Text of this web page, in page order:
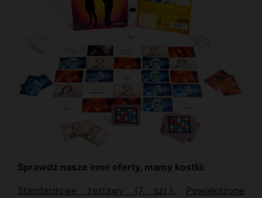
Sprawdź nasze inne oferty, mamy kostki:
Standardowe zestawy (7 szt.) , Powiększone